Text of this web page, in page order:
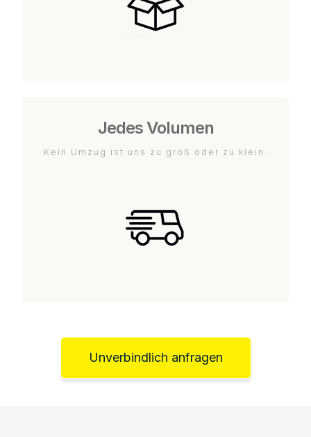
Jedes Volumen
Kein Umzug ist uns zu groß oder zu klein.
Unverbindlich anfragen